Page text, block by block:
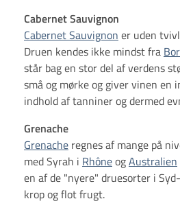
Cabernet Sauvignon
Cabernet Sauvignon er uden
Druen kendes ikke mindst fra
står bag en stor del af verdens
små og mørke og giver vinen
indhold af tanniner og dermed
Grenache
Grenache regnes af mange på
med Syrah i RhôneogAustralien
en af de "nyere" druesorter i
krop og flot frugt.